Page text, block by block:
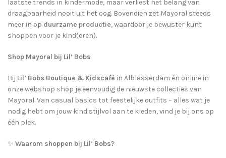
laatste trends in kindermode, maar verliest het belang van
draagbaarheid nooit uit het oog. Bovendien zet Mayoral steeds
meer in op duurzame productie, waardoor je bewuster kunt
shoppen voor je kind(eren).
Shop Mayoral bij Lil’ Bobs
Bij Lil’ Bobs Boutique & Kidscafé in Alblasserdam én online in
onze webshop shop je eenvoudig de nieuwste collecties van
Mayoral. Van casual basics tot feestelijke outfits – alles wat je
nodig hebt om jouw kind stijlvol aan te kleden, vind je bij ons op
één plek.
✨ Waarom shoppen bij Lil’ Bobs?